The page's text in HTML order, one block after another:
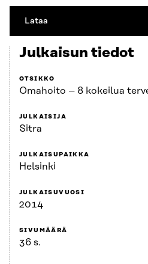
Lataa
Julkaisun tiedot
OTSIKKO
Omahoito – 8 kokeilua
JULKAISIJA
Sitra
JULKAISUPAIKKA
Helsinki
JULKAISUVUOSI
2014
SIVUMÄÄRÄ
36 s.